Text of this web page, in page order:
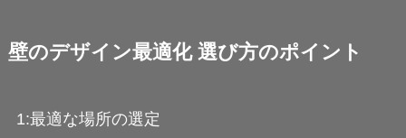
壁のデザイン最適化 選び方のポイント
1:最適な場所の選定